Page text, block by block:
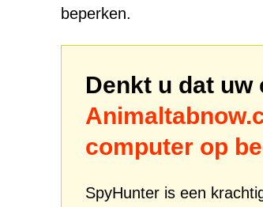
beperken.
Denkt u dat
computer op
SpyHunter is een